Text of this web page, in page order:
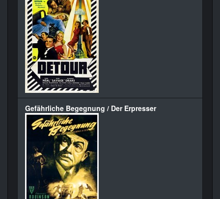
Gefährliche Begegnung / Der Erpresser